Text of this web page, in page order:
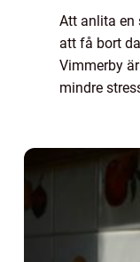
Att anlita en
att få bort
Vimmerby
mindre